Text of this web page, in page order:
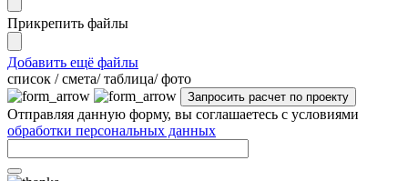
Прикрепить файлы
Добавить ещё файлы
cписок / смета/ таблица/ фото
Отправляя данную форму, вы соглашаетесь с условиями
обработки персональных данных